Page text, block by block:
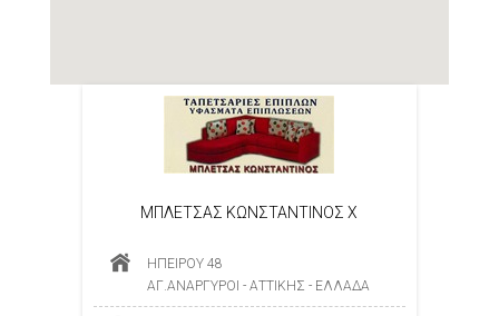
ΜΠΛΕΤΣΑΣ ΚΩΝΣΤΑΝΤΙΝΟΣ Χ
ΗΠΕΙΡΟΥ 48
ΑΓ.ΑΝΑΡΓΥΡΟΙ - ΑΤΤΙΚΗΣ - ΕΛΛΑΔΑ